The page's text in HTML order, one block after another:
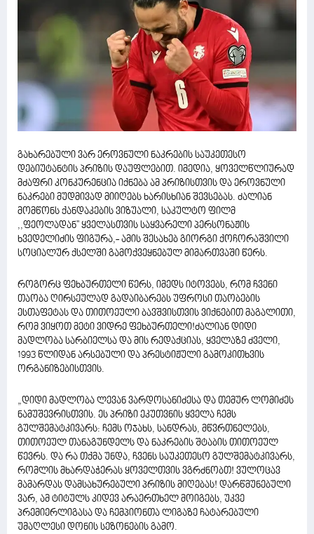
გახარებული ვარ ეროვნული ნაკრების საუკეთესო
დებიუტანტის პრიზის დაუფლებით. იმედია, ყოველწლიურად
მძაფრი კონკურენცია იქნება ამ პრიზისთვის და ეროვნული
ნაკრები მუდმივად მიიღებს ხარისხიან შევსებას. ძალიან
მომწონს ქანდაკების ვიზუალი, საკულტო ფილმ
,,ფეოლადან'' ყველასთვის საყვარელი პერსონაჟის
ხვედელიძის ფიგურა,- ამის შესახებ გიორგი ქოჩორაშვილი
სოციალურ ქსელში გამოქვეყნებულ მიმართვაში წერს.
როგორც ფეხბურთელი წერს, იმედს იტოვებს, რომ ჩვენი
თაობა ღირსეულად გადაიბარებს უფროსი თაობების
ესთაფეტას და თითოეული ბავშვისთვის ვიქნებით მაგალითი,
რომ ვიყოთ მეტი ვიდრე ფეხბურთელი!ძალიან დიდი
მადლობა სარბიელსა და მის რედაქციას, ყველაზე ძველი,
1993 წლიდან არსებული და პრესტიჟული გამოკითხვის
ორგანიზებისთვის.
„დიდი მადლობა ლევან ვარდოსანიძესა და თემურ ლომიძეს
ნამუშევრისთვის. ეს პრიზი ეკუთვნის ყველა ჩემს
გულშემატკივარს: ჩემს ოჯახს, სანდრას, მწვრთნელებს,
თითოეულ თანაგუნდელს და ნაკრების შტაბის თითოეულ
წევრს. და რა თქმა უნდა, ჩვენს საუკეთესო გულშემატკივარს,
რომლის მხარდაჭერას ყოველთვის ვგრძნობთ! ვულოცავ
მამარდას დამსახურებული პრიზის მიღებას! დარწმუნებული
ვარ, ამ ტიტულს კიდევ არაერთხელ მოიგებს, უკვე
პრემიერლიგასა და ჩემპიონთა ლიგაზე ჩატარებული
უმაღლესი დონის სეზონების გამო.